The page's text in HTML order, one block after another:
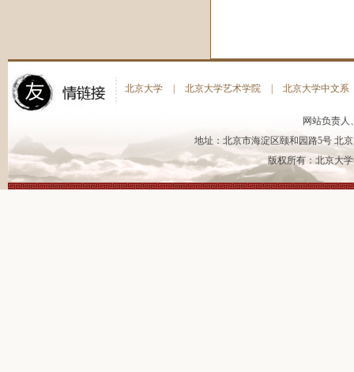
北京大学 北京大学艺术学院 北京大学中文系
网站负责
地址：北京市海淀区颐和园路5号 北
版权所有：北京大